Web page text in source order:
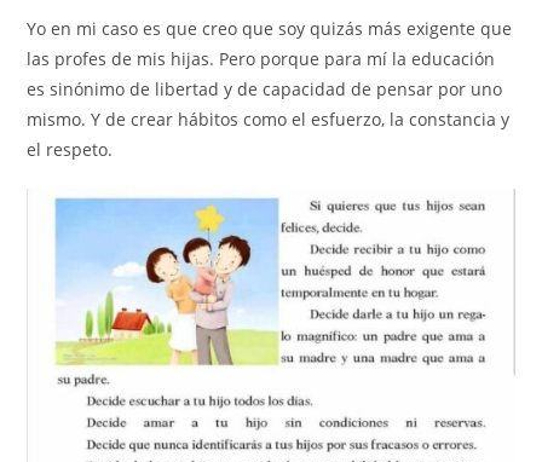
Yo en mi caso es que creo que soy quizás más exigente que
las profes de mis hijas. Pero porque para mí la educación
es sinónimo de libertad y de capacidad de pensar por uno
mismo. Y de crear hábitos como el esfuerzo, la constancia y
el respeto.